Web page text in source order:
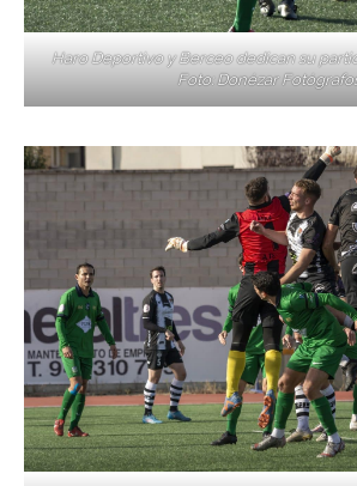
Haro Deportivo y Berceo dedican su
Foto: Donézar